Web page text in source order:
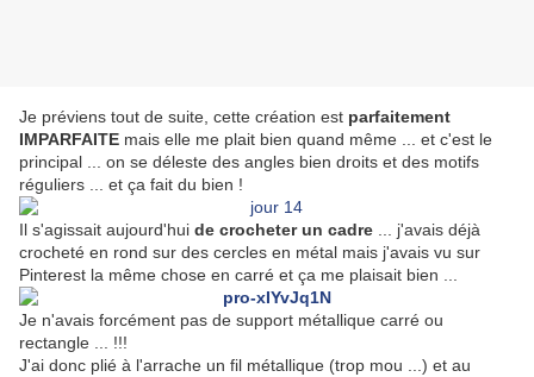
Je préviens tout de suite, cette création est parfaitement
IMPARFAITE mais elle me plait bien quand même ... et c'est le
principal ... on se déleste des angles bien droits et des motifs
réguliers ... et ça fait du bien !
Il s'agissait aujourd'hui de crocheter un cadre ... j'avais déjà
crocheté en rond sur des cercles en métal mais j'avais vu sur
Pinterest la même chose en carré et ça me plaisait bien ...
Je n'avais forcément pas de support métallique carré ou
rectangle ... !!!
J'ai donc plié à l'arrache un fil métallique (trop mou ...) et au